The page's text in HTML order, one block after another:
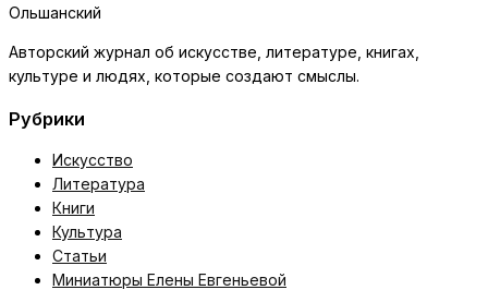
Ольшанский
Авторский журнал об искусстве, литературе, книгах,
культуре и людях, которые создают смыслы.
Рубрики
Искусство
Литература
Книги
Культура
Статьи
Миниатюры Елены Евгеньевой